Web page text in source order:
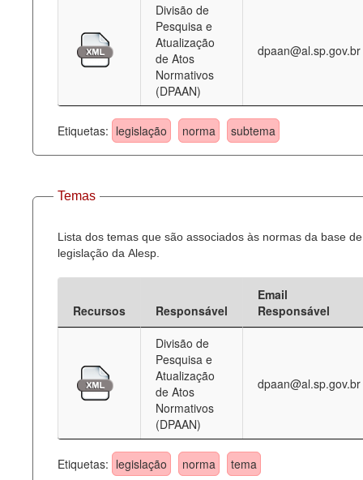
Divisão de
Pesquisa e
Atualização
de Atos
Normativos
(DPAAN)
dpaan@al.sp.gov.br
Etiquetas: legislação norma subtema
Temas
Lista dos temas que são associados às normas da base de
legislação da Alesp.
Recursos Responsável
Email
Responsável
Divisão de
Pesquisa e
Atualização
de Atos
Normativos
(DPAAN)
dpaan@al.sp.gov.br
Etiquetas: legislação norma tema